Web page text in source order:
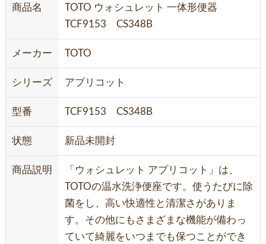
商品名
TOTO ウォシュレット 一体形便器
TCF9153 CS348B
メーカー TOTO
シリーズ アプリコット
型番 TCF9153 CS348B
状態 新品未開封
商品説明
「ウォシュレット アプリコット」は、
TOTOの温水洗浄便座です。使うたびに除
菌をし、高い快適性と清潔さがありま
す。その他にもさまざまな機能が備わっ
ていて綺麗をいつまでも保つことができ